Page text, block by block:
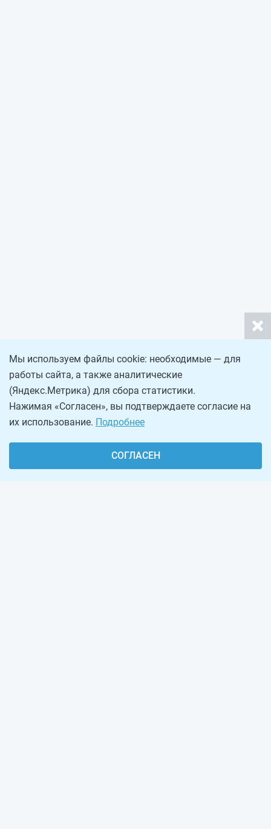
Мы используем файлы cookie: необходимые — для
работы сайта, а также аналитические
(Яндекс.Метрика) для сбора статистики.
Нажимая «Согласен», вы подтверждаете согласие на
их использование. Подробнее
СОГЛАСЕН